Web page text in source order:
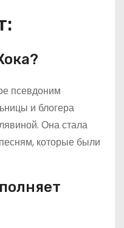
псевдоним
и блогера
Она стала
которые были